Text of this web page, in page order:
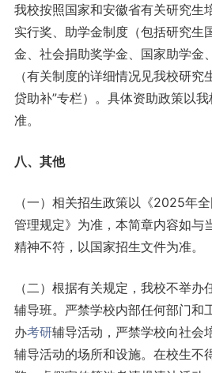
我校按照国家和安徽省有关研究生
实行奖、助学金制度（包括研究生
金、社会捐助奖学金、国家助学金
（有关制度的详细情况见我校研
贷助补”专栏）。具体资助政策以
准。
八、其他
（一）相关招生政策以《2025年
管理规定》为准，本简章内容如与
精神不符，以国家招生文件为准。
（二）根据有关规定，我校不举
辅导班。严禁学校内部任何部门和
办考研辅导活动，严禁学校向社会
辅导活动的场所和设施。在校生不